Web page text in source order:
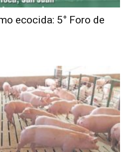
ecocida: 5° Foro de